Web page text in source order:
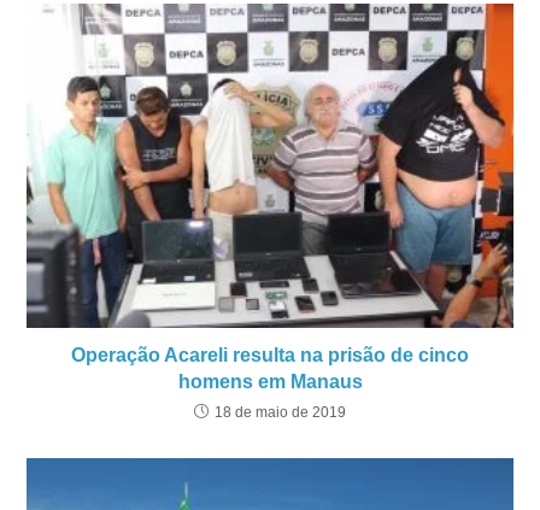
Operação Acareli resulta na prisão de cinco
homens em Manaus
18 de maio de 2019